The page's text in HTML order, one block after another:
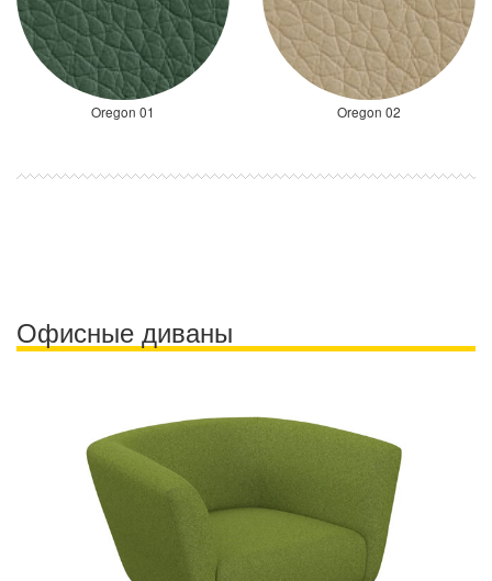
Oregon 01 Oregon 02
Офисные диваны